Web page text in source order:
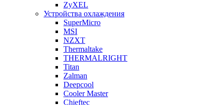
ZyXEL
Устройства охлаждения
SuperMicro
MSI
NZXT
Thermaltake
THERMALRIGHT
Titan
Zalman
Deepcool
Cooler Master
Chieftec